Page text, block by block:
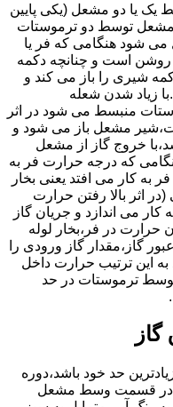
یک یا دو مشعل (یکی پایین
مشعل توسط دو ترموستات
می شود هنگامی که فر یا
است و چنانچه دکمه
شیری را باز می کند و
زیاد شدن شعله
منبسط می شود در اثر
مشعل باز می شود و
خروج گاز از مشعل
که درجه حرارت فر به
به کار می افتد یعنی بخار
اثر بالا رفتن حرارت
می اندازد و جریان گاز
حرارت در فر،بخار لوله
گاز،مقدار گاز ورودی را
این ترتیب حرارت داخل
ترموستات در حد
حد خود باشد،دوره
در قسمت وسط مشعل